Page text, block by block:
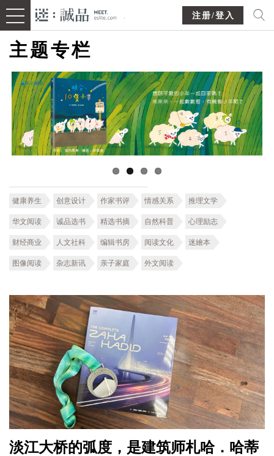
注册/登入
主题专栏
健康养生 创意设计 作家书评 情感关系 推理文学
华文阅读 诚品选书 精选书摘 自然科普 心理励志
财经商业 人文社科 编辑书房 阅读文化 迷繪本
图像阅读 杂志新讯 亲子家庭 外文阅读
淡江大桥的弧度，是建筑师札哈．哈蒂